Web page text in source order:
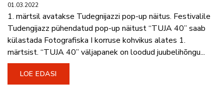
01.03.2022
1. märtsil avatakse Tudegnijazzi pop-up näitus. Festivalile
Tudengijazz pühendatud pop-up näitust “TUJA 40” saab
külastada Fotografiska I korruse kohvikus alates 1.
märtsist. “TUJA 40” väljapanek on loodud juubelihõngu...
LOE EDASI